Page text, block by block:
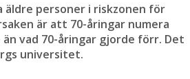
personer i riskzonen för
är att 70-åringar numera
vad 70-åringar gjorde förr. Det
universitet.